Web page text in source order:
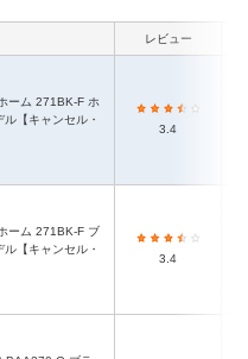
レビュー
【キャンセル・
3.4
【キャンセル・
3.4